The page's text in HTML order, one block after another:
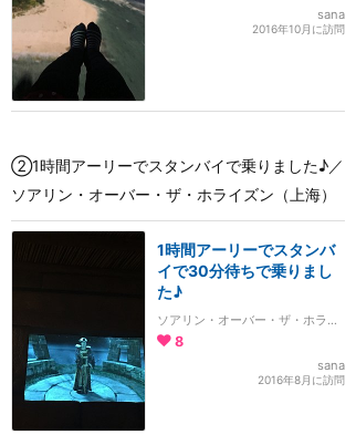
sana
2016年10月に訪問
②1時間アーリーでスタンバイで乗りました♪／
ソアリン・オーバー・ザ・ホライズン（上海）
1時間アーリーでスタンバ
イで30分待ちで乗りまし
た♪
ソアリン・オーバー・ザ・ホライズン
8
sana
2016年8月に訪問